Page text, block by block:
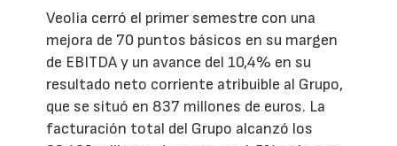
Veolia cerró el primer semestre con una
mejora de 70 puntos básicos en su margen
de EBITDA y un avance del 10,4% en su
resultado neto corriente atribuible al Grupo,
que se situó en 837 millones de euros. La
facturación total del Grupo alcanzó los